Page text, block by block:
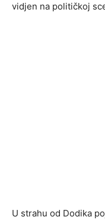
vidjen na političkoj
U strahu od Dodika